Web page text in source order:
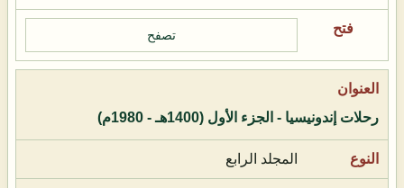
تصفح
رحلات إندونيسيا - الجزء الأول (1400هـ - 1980م)
المجلد الرابع